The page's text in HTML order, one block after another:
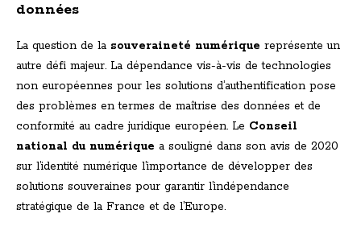
données
La question de la souveraineté numérique représente un
autre défi majeur. La dépendance vis-à-vis de technologies
non européennes pour les solutions d’authentification pose
des problèmes en termes de maîtrise des données et de
conformité au cadre juridique européen. Le Conseil
national du numérique a souligné dans son avis de 2020
sur l’identité numérique l’importance de développer des
solutions souveraines pour garantir l’indépendance
stratégique de la France et de l’Europe.